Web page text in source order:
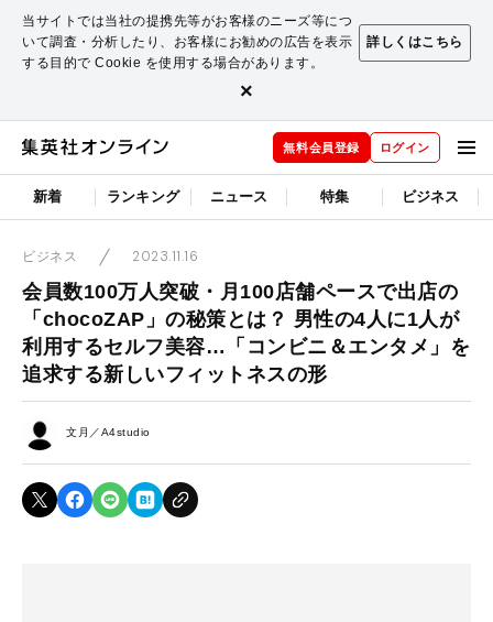
当サイトでは当社の提携先等がお客様のニーズ等につ
いて調査・分析したり、お客様にお勧めの広告を表示
する目的で Cookie を使用する場合があります。
詳しくはこちら
×
無料会員登録 ログイン
新着 ランキング ニュース 特集 ビジネス
ビジネス 2023.11.16
会員数100万人突破・月100店舗ペースで出店の
「chocoZAP」の秘策とは？ 男性の4人に1人が
利用するセルフ美容…「コンビニ＆エンタメ」を
追求する新しいフィットネスの形
文月／A4studio